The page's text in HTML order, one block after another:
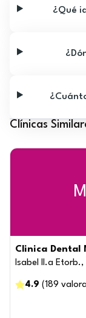
¿Qué
Clínicas
Clinica Dental
Isabel II.a Etorb.,
4.9 (189